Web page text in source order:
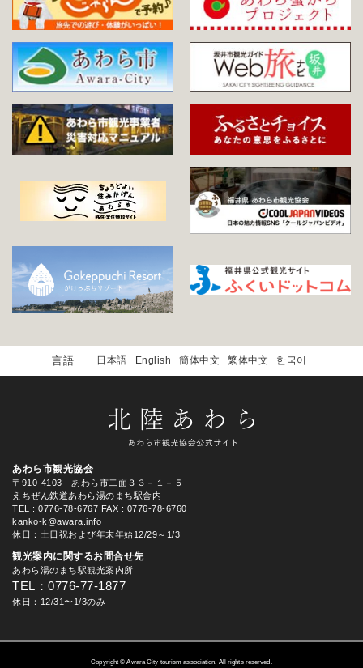
日本語 English 簡体中文 繁体中文 한국어
あわら市観光協会
〒910-4103 あわら市二面３３－１－５
えちぜん鉄道あわら湯のまち駅舎内
TEL
: 0776-78-6767 FAX : 0776-78-6760
kanko-k@awara.info
休日：土日祝および年末年始12/29～1/3
観光案内に関するお問合せ先
あわら湯のまち駅観光案内所
TEL：0776-77-1877
休日：12/31〜1/3のみ
Copyright © Awara City tourism association. All rights reserved.